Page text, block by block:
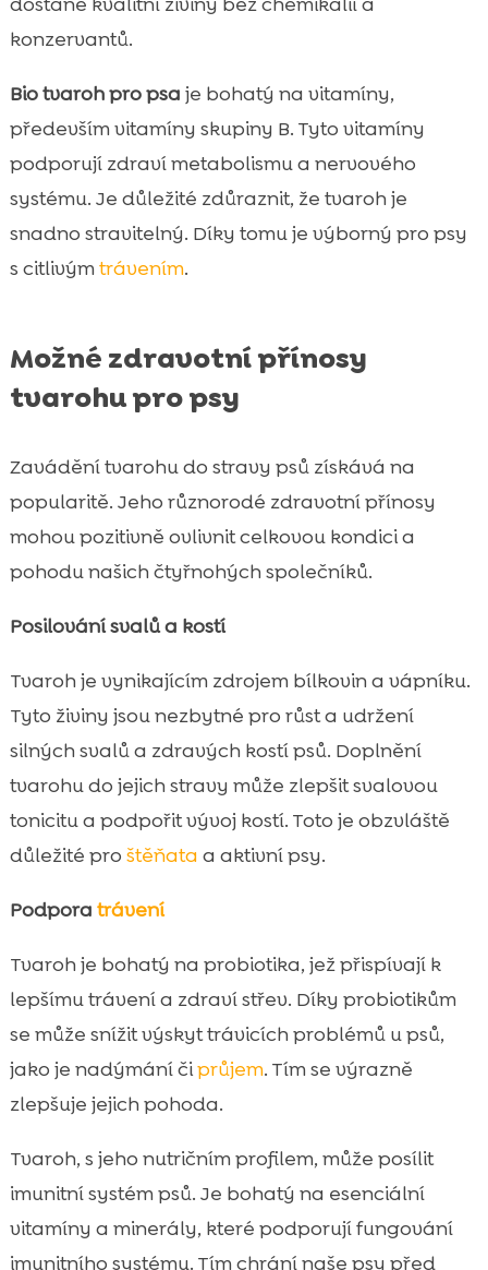
konzervantů.
Bio tvaroh pro psa je bohatý na vitamíny,
především vitamíny skupiny B. Tyto vitamíny
podporují zdraví metabolismu a nervového
systému. Je důležité zdůraznit, že tvaroh je
snadno stravitelný. Díky tomu je výborný pro psy
s citlivýmtrávením.
Možné zdravotní přínosy
tvarohu pro psy
Zavádění tvarohu do stravy psů získává na
popularitě. Jeho různorodé zdravotní přínosy
mohou pozitivně ovlivnit celkovou kondici a
pohodu našich čtyřnohých společníků.
Posilování svalů a kostí
Tvaroh je vynikajícím zdrojem bílkovin a vápníku.
Tyto živiny jsou nezbytné pro růst a udržení
silných svalů a zdravých kostí psů. Doplnění
tvarohu do jejich stravy může zlepšit svalovou
tonicitu a podpořit vývoj kostí. Toto je obzvláště
důležité pro štěňata a aktivní psy.
Podpora trávení
Tvaroh je bohatý na probiotika, jež přispívají k
lepšímu trávení a zdraví střev. Díky probiotikům
se může snížit výskyt trávicích problémů u psů,
jako je nadýmání čiprůjem. Tím se výrazně
zlepšuje jejich pohoda.
Tvaroh, s jeho nutričním profilem, může posílit
imunitní systém psů. Je bohatý na esenciální
vitamíny a minerály, které podporují fungování
imunitního systému. Tím chrání naše psy před